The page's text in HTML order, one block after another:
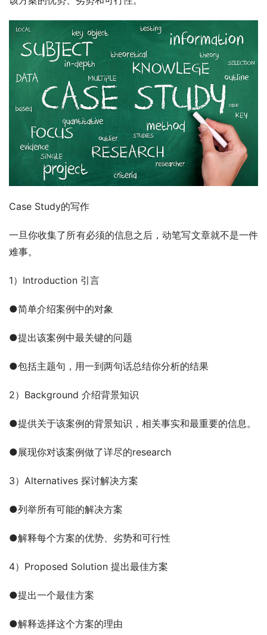
Case Study的写作
一旦你收集了所有必须的信息之后，动笔写文章就不是一件
难事。
1）Introduction 引言
●简单介绍案例中的对象
●提出该案例中最关键的问题
●包括主题句，用一到两句话总结你分析的结果
2）Background 介绍背景知识
●提供关于该案例的背景知识，相关事实和最重要的信息。
●展现你对该案例做了详尽的research
3）Alternatives 探讨解决方案
●列举所有可能的解决方案
●解释每个方案的优势、劣势和可行性
4）Proposed Solution 提出最佳方案
●提出一个最佳方案
●解释选择这个方案的理由